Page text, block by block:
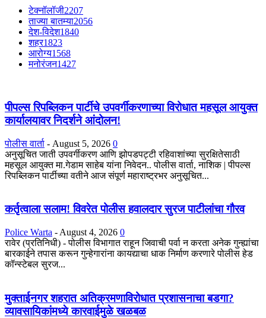
टेक्नॉलॉजी2207
ताज्या बातम्या2056
देश-विदेश1840
शहर1823
आरोग्य1568
मनोरंजन1427
पीपल्स रिपब्लिकन पार्टीचे उपवर्गीकरणाच्या विरोधात महसूल आयुक्त
कार्यालयावर निदर्शने आंदोलन!
पोलीस वार्ता - August 5, 2026 0
अनुसूचित जाती उपवर्गीकरण आणि झोपडपट्टी रहिवाशांच्या सुरक्षितेसाठी
महसूल आयुक्त मा.गेडाम साहेब यांना निवेदन.. पोलीस वार्ता, नाशिक | पीपल्स
रिपब्लिकन पार्टीच्या वतीने आज संपूर्ण महाराष्ट्रभर अनुसूचित...
कर्तृत्वाला सलाम! विवरेत पोलीस हवालदार सुरज पाटीलांचा गौरव
Police Warta - August 4, 2026 0
रावेर (प्रतिनिधी) - पोलीस विभागात राहून जिवाची पर्वा न करता अनेक गुन्ह्यांचा
बारकाईने तपास करून गुन्हेगारांना कायद्याचा धाक निर्माण करणारे पोलीस हेड
कॉन्स्टेबल सुरज...
मुक्ताईनगर शहरात अतिक्रमणाविरोधात प्रशासनाचा बडगा?
व्यावसायिकांमध्ये कारवाईमुळे खळबळ